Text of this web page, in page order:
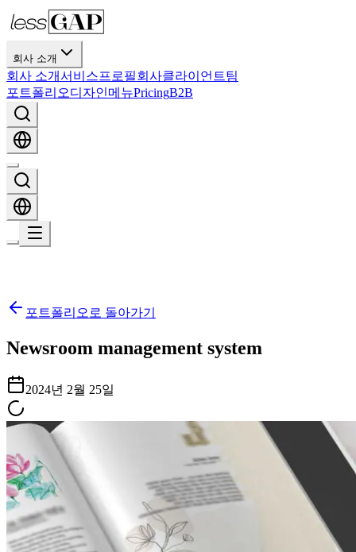
회사 소개
회사 소개서비스프로필회사클라이언트팀
포트폴리오디자인메뉴PricingB2B
포트폴리오로 돌아가기
Newsroom management system
2024년 2월 25일